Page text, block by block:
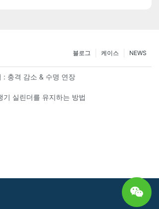
NEWS
케이스
블로그
: 충격 감소 & 수명 연장
기 실린더를 유지하는 방법